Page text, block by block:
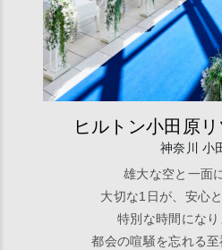
ヒルトン小田原
神奈川 小
雄大な空と一面
大切な1日が、安心
特別な時間にな
都会の喧騒を忘れる